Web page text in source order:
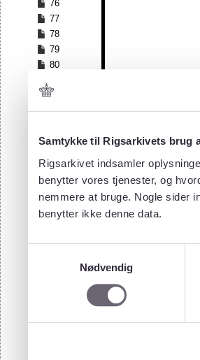
Samtykke til Rigsarkivets brug
Rigsarkivet indsamler
benytter vores tjenester, og
nemmere at bruge. Nogle sider
benytter ikke denne data.
Nødvendig
76
77
78
79
80